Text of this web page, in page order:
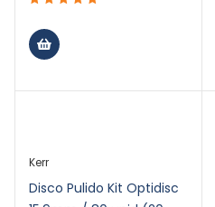
Kerr
Disco Pulido Kit Optidisc